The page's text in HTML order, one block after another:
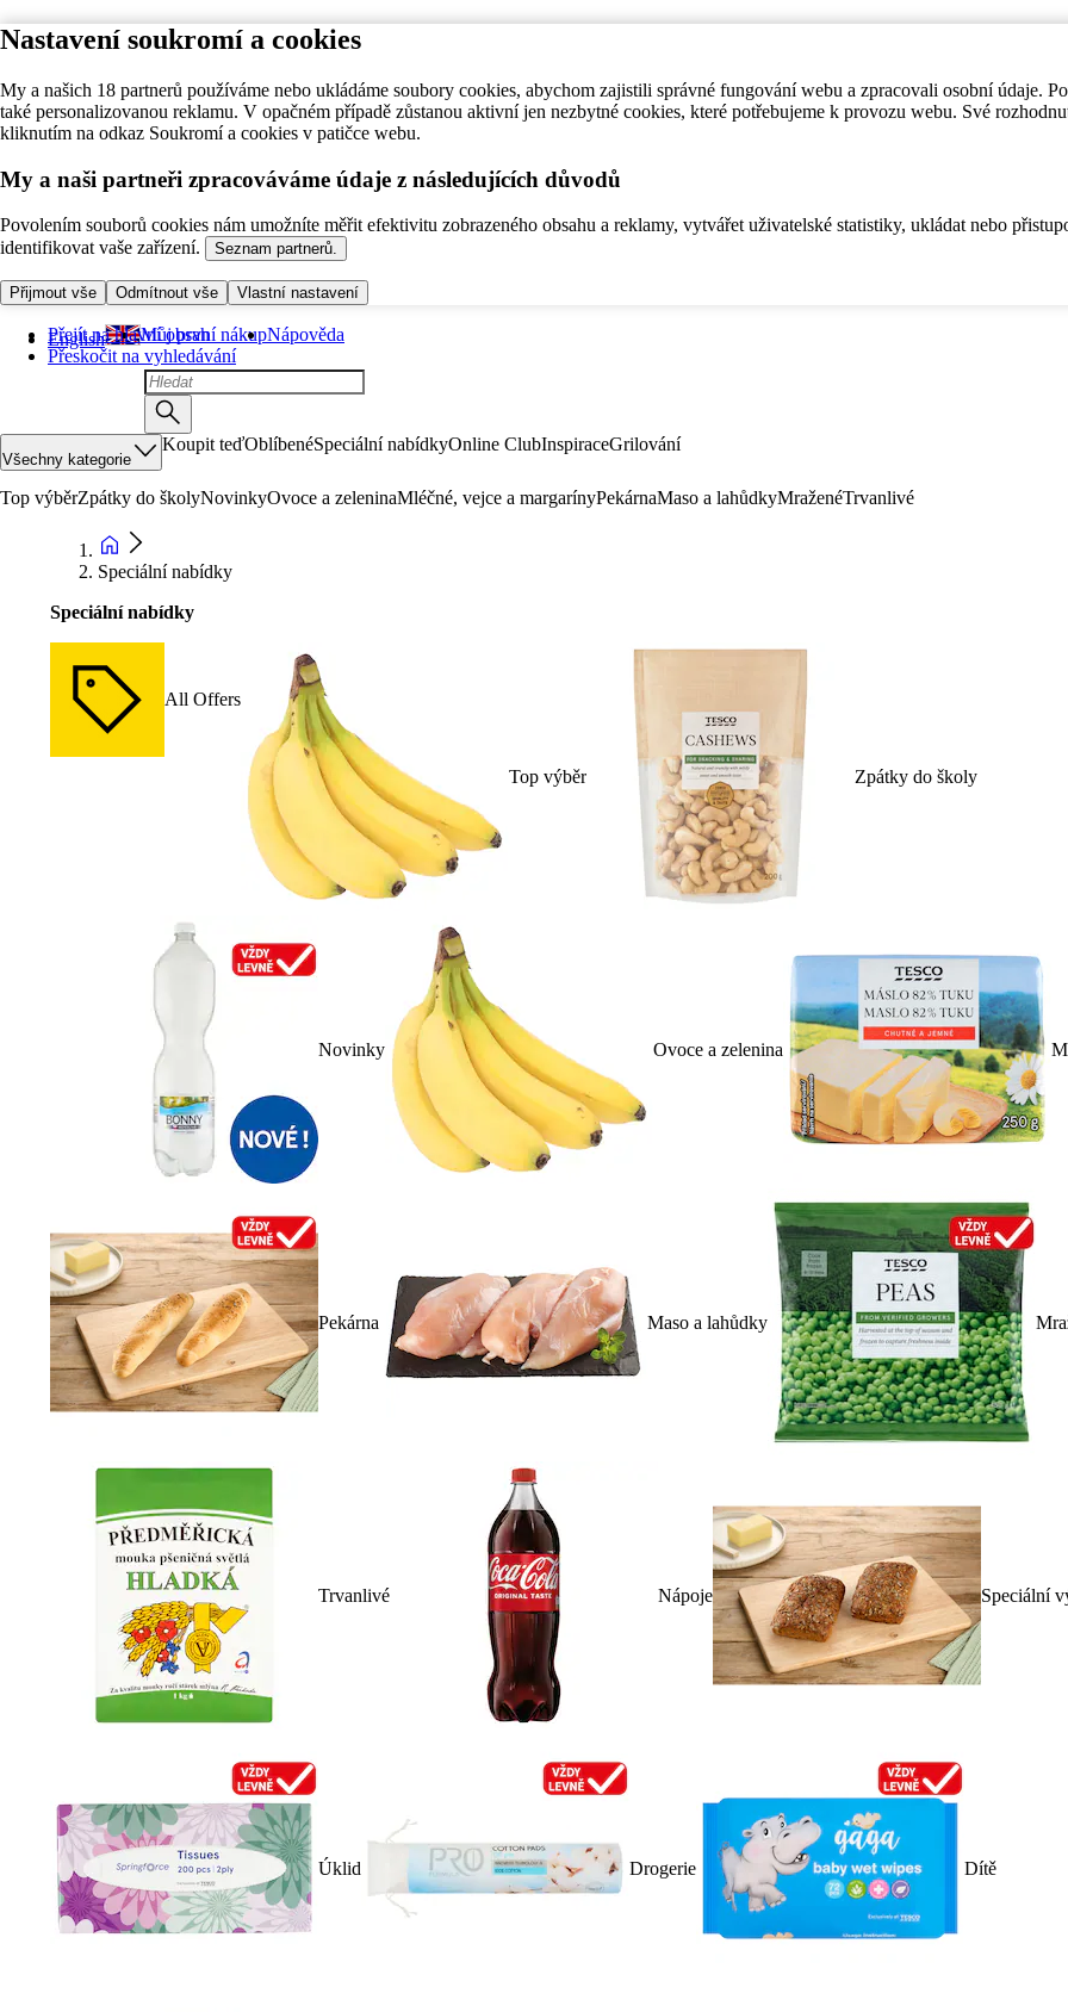
Nastavení soukromí a cookies
My a našich 18 partnerů používáme nebo ukládáme soubory cookies, abychom zajistili správné fungování webu a zpracovali osobní údaje.
také personalizovanou reklamu. V opačném případě zůstanou aktivní jen nezbytné cookies, které potřebujeme k provozu webu. Své
kliknutím na odkaz Soukromí a cookies v patičce webu.
My a naši partneři zpracováváme údaje z následujících důvodů
Povolením souborů cookies nám umožníte měřit efektivitu zobrazeného obsahu a reklamy, vytvářet uživatelské statistiky, ukládat nebo
identifikovat vaše zařízení.
Seznam partnerů.
Přijmout vše Odmítnout vše Vlastní nastavení
Přejít na hlavní obsah
Přeskočit na vyhledávání
English Můj první nákupNápověda
Všechny kategorie
Koupit teďOblíbenéSpeciální nabídkyOnline ClubInspiraceGrilování
Top výběrZpátky do školyNovinkyOvoce a zeleninaMléčné, vejce a margarínyPekárnaMaso a lahůdkyMraženéTrvanlivé
Speciální nabídky
Speciální nabídky
All Offers
Top výběr Zpátky do školy
Novinky Ovoce a zelenina
Pekárna Maso a lahůdky
Trvanlivé Nápoje Speciální
Úklid Drogerie Dítě